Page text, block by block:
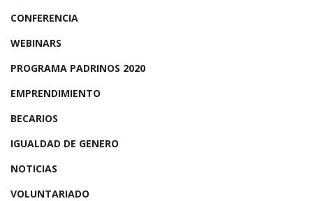
CONFERENCIA
WEBINARS
PROGRAMA PADRINOS 2020
EMPRENDIMIENTO
BECARIOS
IGUALDAD DE GENERO
NOTICIAS
VOLUNTARIADO